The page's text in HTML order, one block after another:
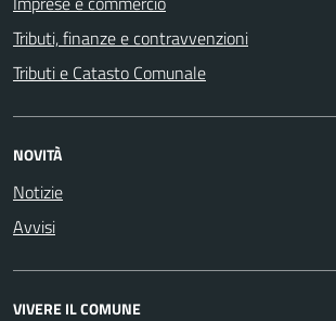
Tributi, finanze e contravvenzioni
Tributi e Catasto Comunale
NOVITÀ
Notizie
Avvisi
VIVERE IL COMUNE